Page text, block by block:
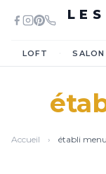
LOFT SALON
Accueil › établi